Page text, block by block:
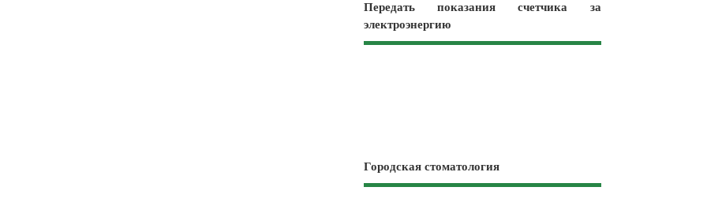
Передать показания счетчика за
электроэнергию
Городская стоматология